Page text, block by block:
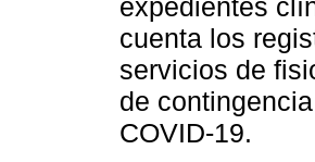
expedientes
cuenta los
servicios de
de
COVID-19.